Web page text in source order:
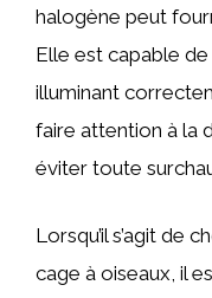
halogène peut
Elle est capable
illuminant
faire attention à la
éviter toute
Lorsqu’il s’agit de
cage à oiseaux, il